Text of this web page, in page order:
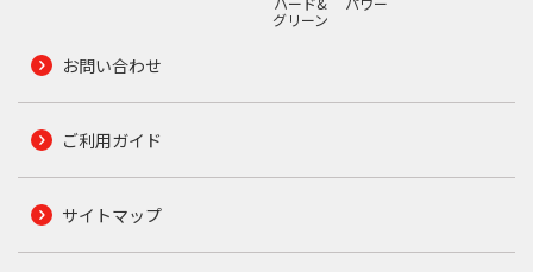
グリーン
お問い合わせ
ご利用ガイド
サイトマップ